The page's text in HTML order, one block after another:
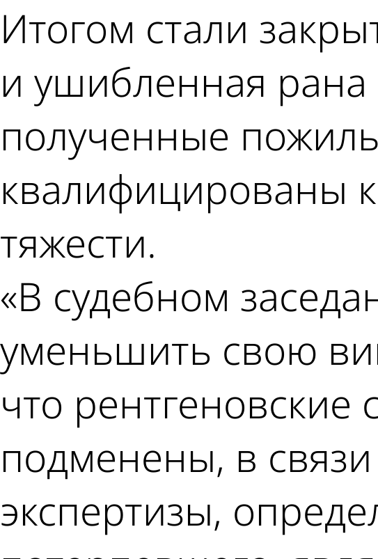
Итогом стали
и ушибленная
полученные
квалифицированы
тяжести.
«В судебном
уменьшить свою
что
подменены, в
экспертизы,